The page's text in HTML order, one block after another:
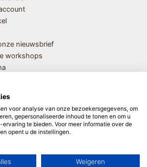
nieuwsbrief
workshops
PRODUCTEN VOOR HET HELE
voor analyse van onze bezoekersgegevens, om
gepersonaliseerde inhoud te tonen en om u
te bieden. Voor meer informatie over de
opent u de instellingen.
Weigeren